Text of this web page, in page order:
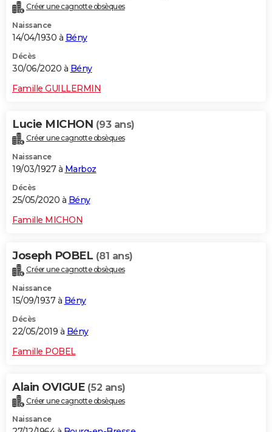
Créer une cagnotte obsèques
Naissance
14/04/1930 à Bény
Décès
30/06/2020 à Bény
Famille GUILLERMIN
Lucie MICHON (93 ans)
Créer une cagnotte obsèques
Naissance
19/03/1927 à Marboz
Décès
25/05/2020 à Bény
Famille MICHON
Joseph POBEL (81 ans)
Créer une cagnotte obsèques
Naissance
15/09/1937 à Bény
Décès
22/05/2019 à Bény
Famille POBEL
Alain OVIGUE (52 ans)
Créer une cagnotte obsèques
Naissance